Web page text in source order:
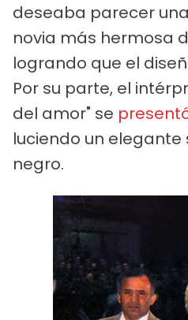
deseaba parecer
novia más hermosa
logrando que el
Por su parte, el
del amor" se
luciendo un
negro.